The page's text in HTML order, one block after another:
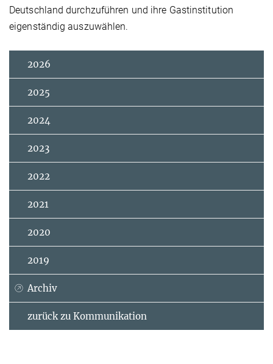
Deutschland durchzuführen und ihre Gastinstitution
eigenständig auszuwählen.
2026
2025
2024
2023
2022
2021
2020
2019
Archiv
zurück zu Kommunikation